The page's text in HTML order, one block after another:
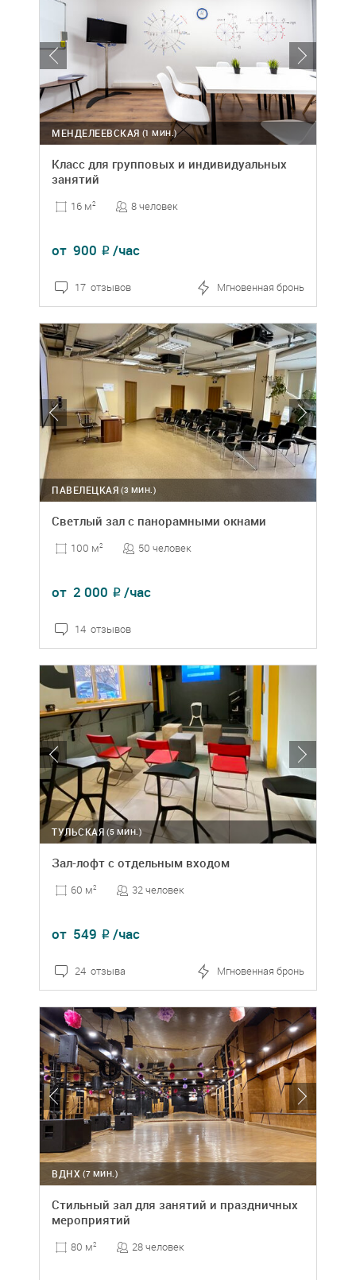
(1 МИН.)
МЕНДЕЛЕЕВСКАЯ
Класс для групповых и индивидуальных
занятий
16 м2 8 человек
от 900 ₽ /час
17 отзывов Мгновенная бронь
(3 МИН.)
ПАВЕЛЕЦКАЯ
Светлый зал с панорамными окнами
100 м2 50 человек
от 2 000 ₽ /час
14 отзывов
(5 МИН.)
ТУЛЬСКАЯ
Зал-лофт с отдельным входом
60 м2 32 человек
от 549 ₽ /час
24 отзыва Мгновенная бронь
(7 МИН.)
ВДНХ
Стильный зал для занятий и праздничных
мероприятий
80 м2 28 человек